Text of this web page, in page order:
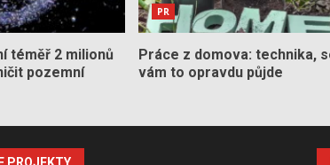
téměř 2 milionů
pozemní
PR
Práce z domova: technika,
vám to opravdu půjde